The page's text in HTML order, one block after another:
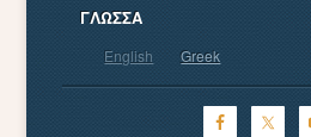
ΓΛΏΣΣΑ
English Greek